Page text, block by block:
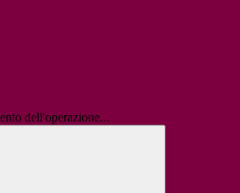
dell'operazione...